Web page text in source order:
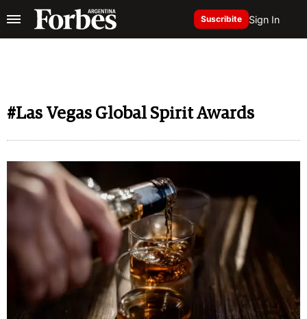
Suscribite Sign In
#Las Vegas Global Spirit Awards